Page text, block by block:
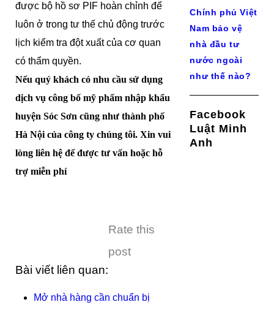
được bộ hồ sơ PIF hoàn chỉnh để
luôn ở trong tư thế chủ động trước
lịch kiểm tra đột xuất của cơ quan
có thẩm quyền.
Nếu quý khách có nhu cầu sử dụng
dịch vụ công bố mỹ phẩm nhập khẩu
huyện Sóc Sơn cũng như thành phố
Hà Nội của công ty chúng tôi. Xin vui
lòng liên hệ để được tư vấn hoặc hỗ
trợ miễn phí
Rate this
post
Bài viết liên quan:
Mở nhà hàng cần chuẩn bị
Chính phủ Việt
Nam bảo vệ
nhà đầu tư
nước ngoài
như thế nào?
Facebook
Luật Minh
Anh